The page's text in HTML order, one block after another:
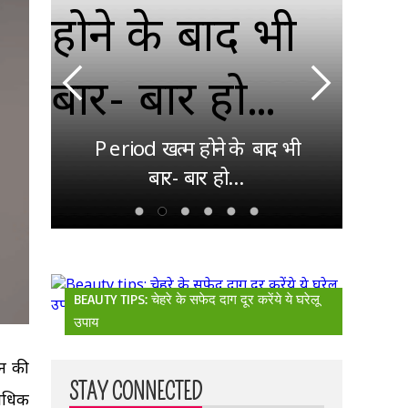
की
Period खत्म होने के बाद भी
बार- बार हो...
BEAUTY TIPS: चेहरे के सफेद दाग दूर करेंये ये घरेलू
उपाय
STAY CONNECTED